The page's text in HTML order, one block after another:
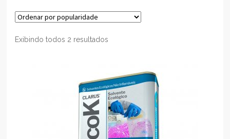
Exibindo todos 2 resultados